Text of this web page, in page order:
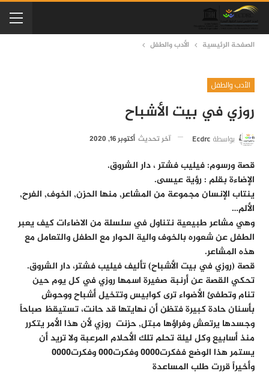
الصفحة الرئيسية الأدب والطفل
الأدب والطفل
روزي في بيت الأشباح
بواسطة Ecdrc آخر تحديث أكتوبر 16, 2020
قصة ورسوم: فيليب فشتر ، دار الشروق.
الإضاءة بقلم : رؤية عيسى.
ينتاب الإنسان مجموعة من المشاعر, منها الحزن, الخوف, الفرح,
الألم…
وهي مشاعر طبيعية نتناول في سلسلة من الاضاءات كيف يعبر
الطفل عن شعوره بالخوف والية الحوار مع الطفل والتعامل مع
هذه المشاعر.
قصة (روزي في بيت الأشباح) تأليف فيليب فشتر، دار الشروق.
تحكي القصة عن أرنبة صغيرة اسمها روزي في كل يوم حين
تنام وتطفئ الأضواء ترى كوابيس وتتخيل أشباح ووحوش
بأسنان حادة كبيرة فتظن أن نهايتها قد حانت، تستيقظ صباحاً
وجسدها يرتعش وفراؤها مبتل, حزنت روزي لأن هذا الأمر يتكرر
منذ أسابيع وكل ليلة تحلم تلك الأحلام المرعبة ولا تريد أن
يستمر هذا الوضع ففكرت0000 وفكرت000 وفكرت0000
وأخيراً قررت طلب المساعدة